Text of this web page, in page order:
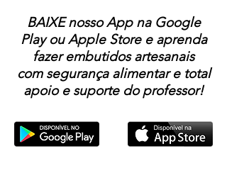
BAIXE nosso App na Google
Play ou Apple Store e aprenda
fazer embutidos artesanais
com segurança alimentar e total
apoio e suporte do professor!